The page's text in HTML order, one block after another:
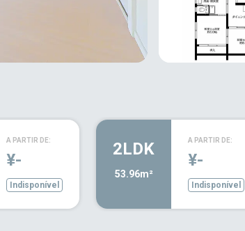
A PARTIR DE:
¥-
Indisponível
2LDK
53.96m²
A PARTIR DE:
¥-
Indisponível